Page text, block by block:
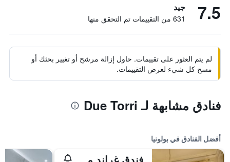
7.5 جيد
631 من التقييمات تم التحقق منها
لم يتم العثور على تقييمات. حاول إزالة مرشح أو تغيير بحثك أو
مسح كل شيء لعرض التقييمات.
فنادق مشابهة لـ Due Torri
أفضل الفنادق في بولونيا